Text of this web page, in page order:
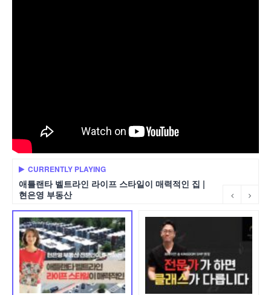
CURRENTLY PLAYING
애틀랜타 벨트라인 라이프 스타일이 매력적인 집 |
현은영 부동산